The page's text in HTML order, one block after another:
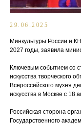
29.06.2025
Минкультуры России и
2027 годы, заявила
Ключевым событием со
искусства творческого
Всероссийского музея
искусства в Москве с 18
Российская сторона
Государственного